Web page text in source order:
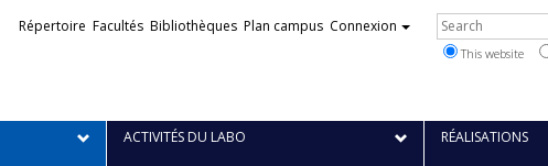
Liens
Répertoire Facultés Bibliothèques Plan campus Connexion
This website
ACTIVITÉS DU LABO RÉALISATIONS